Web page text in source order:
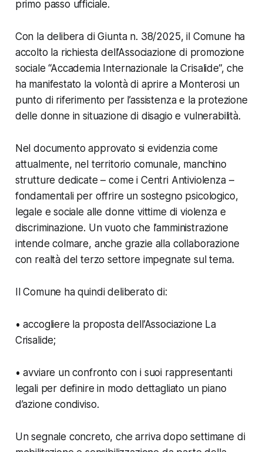
primo passo ufficiale.
Con la delibera di Giunta n. 38/2025, il Comune ha
accolto la richiesta dell’Associazione di promozione
sociale “Accademia Internazionale la Crisalide”, che
ha manifestato la volontà di aprire a Monterosi un
punto di riferimento per l’assistenza e la protezione
delle donne in situazione di disagio e vulnerabilità.
Nel documento approvato si evidenzia come
attualmente, nel territorio comunale, manchino
strutture dedicate – come i Centri Antiviolenza –
fondamentali per offrire un sostegno psicologico,
legale e sociale alle donne vittime di violenza e
discriminazione. Un vuoto che l’amministrazione
intende colmare, anche grazie alla collaborazione
con realtà del terzo settore impegnate sul tema.
Il Comune ha quindi deliberato di:
• accogliere la proposta dell’Associazione La
Crisalide;
• avviare un confronto con i suoi rappresentanti
legali per definire in modo dettagliato un piano
d’azione condiviso.
Un segnale concreto, che arriva dopo settimane di